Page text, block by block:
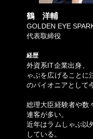
鶴 洋輔
GOLDEN EYE
代表取締役
経歴
外資系IT企業出身、
ゃぶを広げることに
のパイオニアとして
総理大臣経験者や数
連客が多い。
近年はラムしゃぶ以
している。